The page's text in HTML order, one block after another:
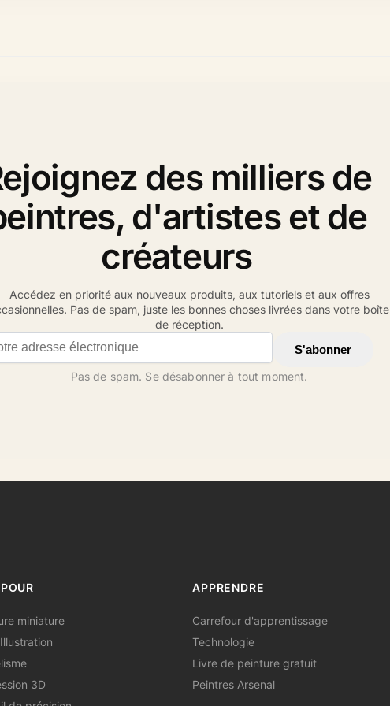
des milliers de
d'artistes et de
créateurs
Accédez en priorité aux nouveaux produits, aux tutoriels et aux offres
Pas de spam, juste les bonnes choses livrées dans votre boîte
de réception.
address
S'abonner
Pas de spam. Se désabonner à tout moment.
miniature
3D
APPRENDRE
Carrefour d'apprentissage
Technologie
Livre de peinture gratuit
Peintres Arsenal